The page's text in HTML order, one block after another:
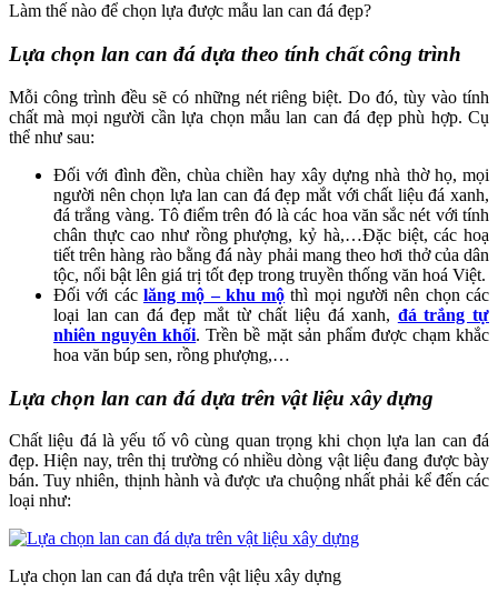
Làm thế nào để chọn lựa được mẫu lan can đá đẹp?
Lựa chọn lan can đá dựa theo tính chất công trình
Mỗi công trình đều sẽ có những nét riêng biệt. Do đó, tùy vào tính
chất mà mọi người cần lựa chọn mẫu lan can đá đẹp phù hợp. Cụ
thể như sau:
Đối với đình đền, chùa chiền hay xây dựng nhà thờ họ, mọi
người nên chọn lựa lan can đá đẹp mắt với chất liệu đá xanh,
đá trắng vàng. Tô điểm trên đó là các hoa văn sắc nét với tính
chân thực cao như rồng phượng, kỷ hà,…Đặc biệt, các hoạ
tiết trên hàng rào bằng đá này phải mang theo hơi thở của dân
tộc, nổi bật lên giá trị tốt đẹp trong truyền thống văn hoá Việt.
Đối với các lăng mộ – khu mộ thì mọi người nên chọn các
loại lan can đá đẹp mắt từ chất liệu đá xanh, đá trắng tự
nhiên nguyên khối. Trền bề mặt sản phẩm được chạm khắc
hoa văn búp sen, rồng phượng,…
Lựa chọn lan can đá dựa trên vật liệu xây dựng
Chất liệu đá là yếu tố vô cùng quan trọng khi chọn lựa lan can đá
đẹp. Hiện nay, trên thị trường có nhiều dòng vật liệu đang được bày
bán. Tuy nhiên, thịnh hành và được ưa chuộng nhất phải kể đến các
loại như:
Lựa chọn lan can đá dựa trên vật liệu xây dựng